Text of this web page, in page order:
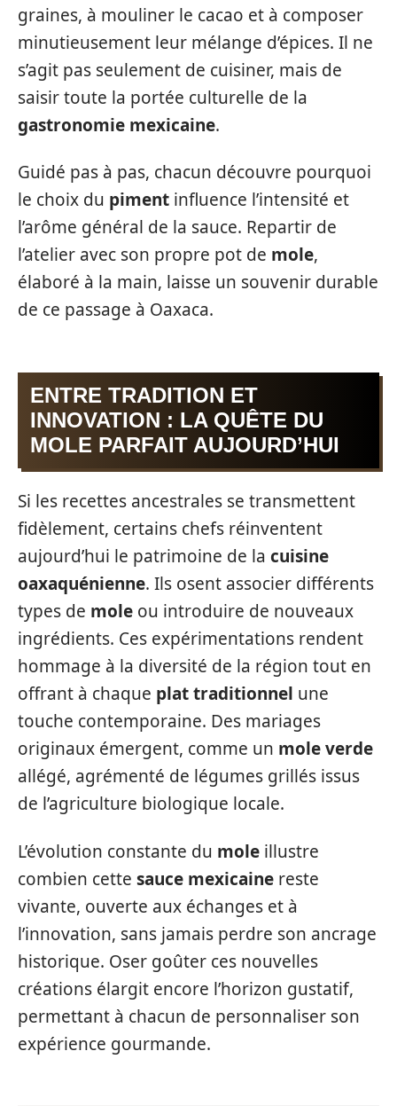
graines, à mouliner le cacao et à composer
minutieusement leur mélange d’épices. Il ne
s’agit pas seulement de cuisiner, mais de
saisir toute la portée culturelle de la
gastronomie mexicaine.
Guidé pas à pas, chacun découvre pourquoi
le choix du piment influence l’intensité et
l’arôme général de la sauce. Repartir de
l’atelier avec son propre pot de mole,
élaboré à la main, laisse un souvenir durable
de ce passage à Oaxaca.
ENTRE TRADITION ET
INNOVATION : LA QUÊTE DU
MOLE PARFAIT AUJOURD’HUI
Si les recettes ancestrales se transmettent
fidèlement, certains chefs réinventent
aujourd’hui le patrimoine de la cuisine
oaxaquénienne. Ils osent associer différents
types de mole ou introduire de nouveaux
ingrédients. Ces expérimentations rendent
hommage à la diversité de la région tout en
offrant à chaque plat traditionnel une
touche contemporaine. Des mariages
originaux émergent, comme un mole verde
allégé, agrémenté de légumes grillés issus
de l’agriculture biologique locale.
L’évolution constante du mole illustre
combien cette sauce mexicaine reste
vivante, ouverte aux échanges et à
l’innovation, sans jamais perdre son ancrage
historique. Oser goûter ces nouvelles
créations élargit encore l’horizon gustatif,
permettant à chacun de personnaliser son
expérience gourmande.